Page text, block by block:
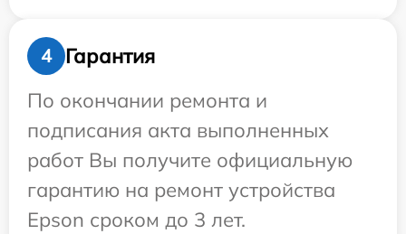
4
Гарантия
По окончании ремонта и
подписания акта выполненных
работ Вы получите официальную
гарантию на ремонт устройства
Epson сроком до 3 лет.